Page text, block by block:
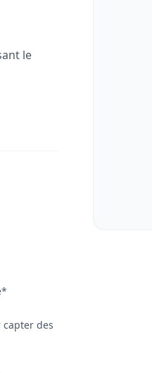
le
des